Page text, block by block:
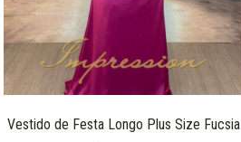
Vestido de Festa Longo Plus Size Fucsia